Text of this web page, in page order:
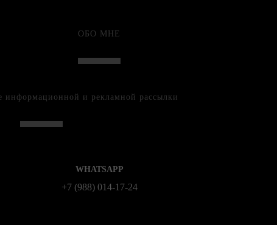
ОБО МНЕ
информационной и рекламной рассылки
WHATSAPP
+7 (988) 014‑17‑24